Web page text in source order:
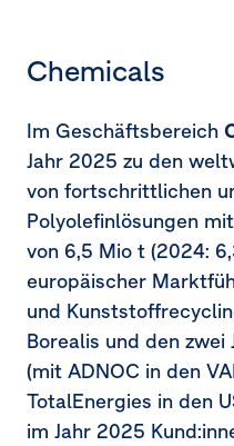
Chemicals
Im Geschäftsbereich
Jahr 2025 zu den
von fortschrittlichen
Polyolefinlösungen
von 6,5 Mio t (2024:
europäischer
und
Borealis und den zwei
(mit ADNOC in den
TotalEnergies in den
im Jahr 2025